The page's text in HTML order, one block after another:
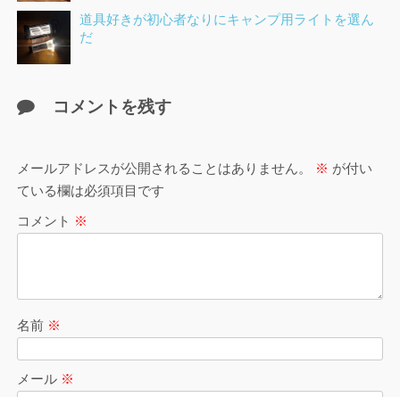
道具好きが初心者なりにキャンプ用ライトを選ん
だ
コメントを残す
メールアドレスが公開されることはありません。 ※ が付い
ている欄は必須項目です
コメント ※
名前 ※
メール ※